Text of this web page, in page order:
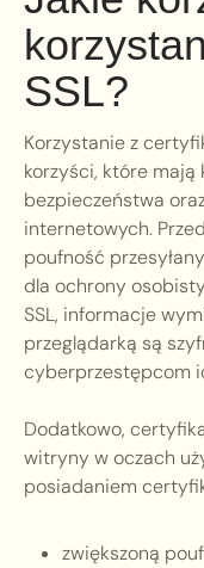
SSL?
Korzystanie z
korzyści, które mają
bezpieczeństwa
internetowych.
poufność
dla ochrony
SSL, informacje
przeglądarką są
cyberprzestępcom
Dodatkowo,
witryny w oczach
posiadaniem
zwiększoną